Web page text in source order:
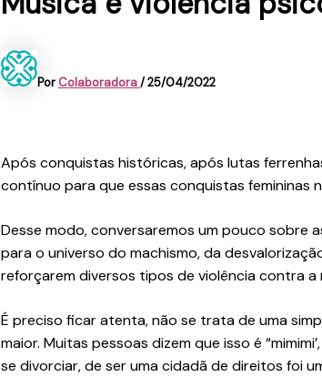
PorColaboradora/25/04/2022
Após conquistas históricas, após lutas
contínuo para que essas conquistas femininas
Desse modo, conversaremos um pouco sobre
para o universo do machismo, da
reforçarem diversos tipos de violência contra a
É preciso ficar atenta, não se trata de uma
maior. Muitas pessoas dizem que isso é
se divorciar, de ser uma cidadã de direitos foi